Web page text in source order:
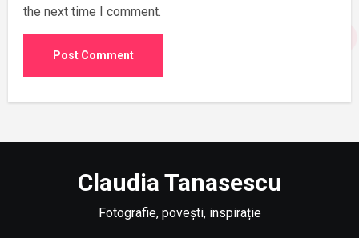
the next time I comment.
Claudia Tanasescu
Fotografie, povești, inspirație